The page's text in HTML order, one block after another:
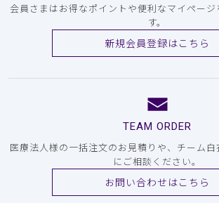
会員さまはお得なポイントや便利なマイペー
す。
新規会員登録はこちら
TEAM ORDER
医療法人様の一括注文のお見積りや、チーム
にご相談ください。
お問い合わせはこちら